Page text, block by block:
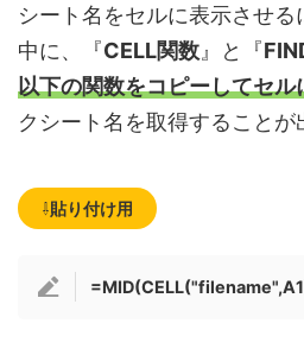
シート名をセルに表示させる
中に、『CELL関数 』と『
以下の関数をコピーしてセル
クシート名を取得することが
⇩貼り付け用